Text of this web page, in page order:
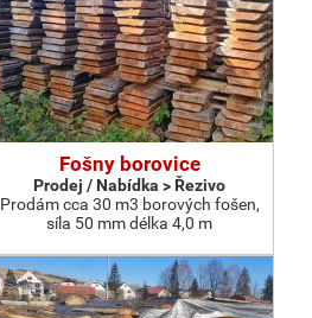
Fošny borovice
Prodej / Nabídka > Řezivo
Prodám cca 30 m3 borových fošen,
síla 50 mm délka 4,0 m